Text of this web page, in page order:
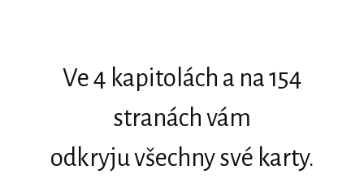
Ve 4 kapitolách a na 154
stranách vám
odkryju všechny své karty.